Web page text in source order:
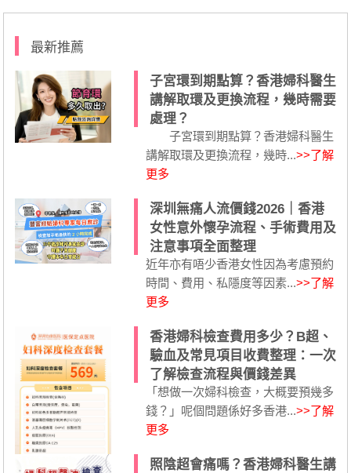
最新推薦
子宮環到期點算？香港婦科醫生
講解取環及更換流程，幾時需要
處理？
子宮環到期點算？香港婦科醫生
講解取環及更換流程，幾時...>>了解
更多
深圳無痛人流價錢2026｜香港
女性意外懷孕流程、手術費用及
注意事項全面整理
近年亦有唔少香港女性因為考慮預約
時間、費用、私隱度等因素...>>了解
更多
香港婦科檢查費用多少？B超、
驗血及常見項目收費整理：一次
了解檢查流程與價錢差異
「想做一次婦科檢查，大概要預幾多
錢？」呢個問題係好多香港...>>了解
更多
照陰超會痛嗎？香港婦科醫生講